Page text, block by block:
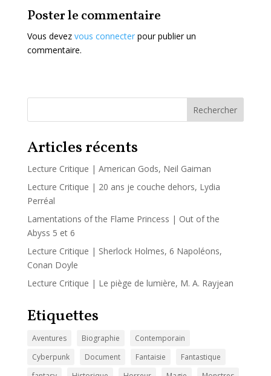
Poster le commentaire
Vous devez vous connecterpour publier un
commentaire.
Rechercher
Articles récents
Lecture Critique | American Gods, Neil Gaiman
Lecture Critique | 20 ans je couche dehors, Lydia
Perréal
Lamentations of the Flame Princess | Out of the
Abyss 5 et 6
Lecture Critique | Sherlock Holmes, 6 Napoléons,
Conan Doyle
Lecture Critique | Le piège de lumière, M. A. Rayjean
Etiquettes
Aventures Biographie
Contemporain
Cyberpunk
Document Fantaisie
Fantastique